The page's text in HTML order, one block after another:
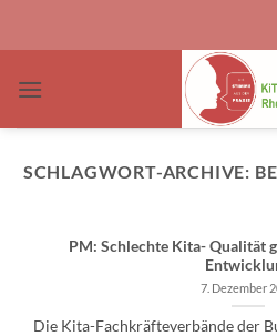
SCHLAGWORT-ARCHIVE:
PM: Schlechte Kita- Qualität
7. Dezember
Die Kita-Fachkräfteverbände der